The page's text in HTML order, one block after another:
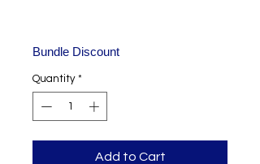
Bundle Discount
Quantity *
Add to Cart